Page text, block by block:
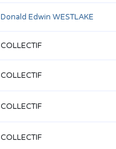
Donald Edwin WESTLAKE
COLLECTIF
COLLECTIF
COLLECTIF
COLLECTIF